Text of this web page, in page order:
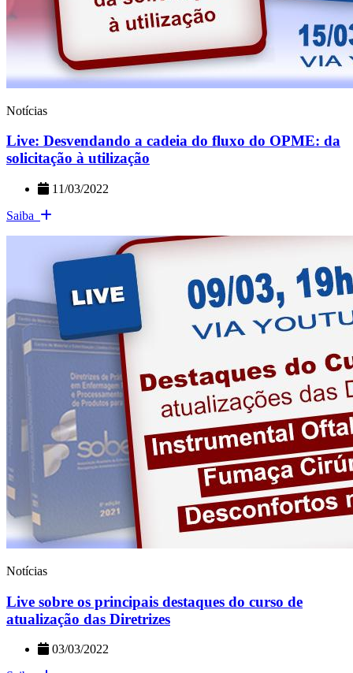
Notícias
Live: Desvendando a cadeia do fluxo do OPME: da
solicitação à utilização
11/03/2022
Saiba
Notícias
Live sobre os principais destaques do curso de
atualização das Diretrizes
03/03/2022